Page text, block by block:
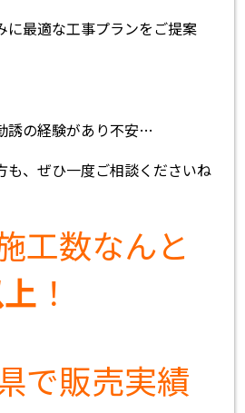
に最適な工事プランをご提案
誘の経験があり不安…
も、ぜひ一度ご相談くださいね
工数なんと
！
で販売実績